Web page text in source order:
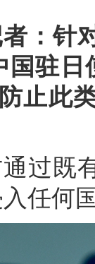
：针
国驻
止此
过既
任何